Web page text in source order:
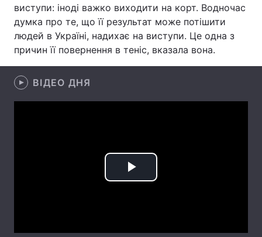
Архів Вакансії
Контакти
виступи: іноді важко виходити на корт. Водночас
думка про те, що її результат може потішити
людей в Україні, надихає на виступи. Це одна з
причин її повернення в теніс, вказала вона.
ВІДЕО ДНЯ
Play